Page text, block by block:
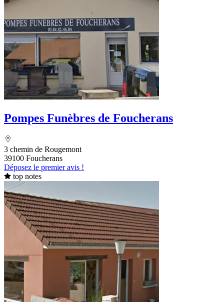
Pompes Funèbres de Foucherans
3 chemin de Rougemont
39100 Foucherans
Déposez le premier avis !
top notes